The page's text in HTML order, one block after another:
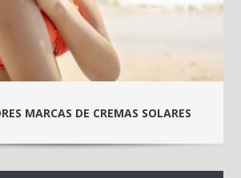
MARCAS DE CREMAS SOLARES